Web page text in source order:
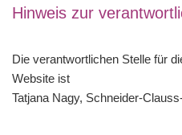
Hinweis zur
Die verantwortlichen Stelle für
Website ist
Tatjana Nagy, Schneider-